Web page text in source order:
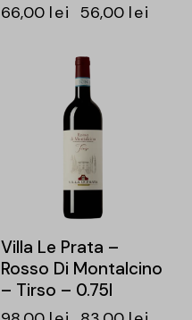
66,00 lei 56,00 lei
Villa Le Prata –
Rosso Di Montalcino
– Tirso – 0.75l